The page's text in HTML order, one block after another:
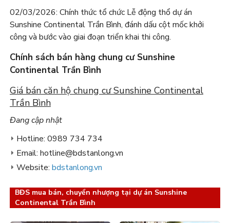
02/03/2026: Chính thức tổ chức Lễ động thổ dự án
Sunshine Continental Trần Bình, đánh dấu cột mốc khởi
công và bước vào giai đoạn triển khai thi công.
Chính sách bán hàng chung cư Sunshine
Continental Trần Bình
Giá bán căn hộ chung cư Sunshine Continental
Trần Bình
Đang cập nhật
Hotline: 0989 734 734
Email: hotline@bdstanlong.vn
Website: bdstanlong.vn
BĐS mua bán, chuyển nhượng tại dự án Sunshine
Continental Trần Bình